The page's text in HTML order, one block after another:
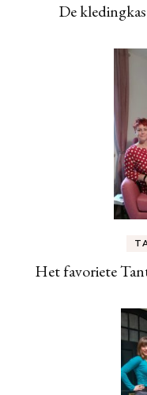
De
Het favoriete